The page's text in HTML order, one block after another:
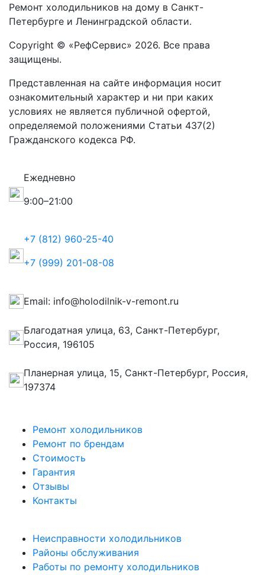
Ремонт холодильников на дому в Санкт-
Петербурге и Ленинградской области.
Copyright © «РефСервис» 2026. Все права
защищены.
Представленная на сайте информация носит
ознакомительный характер и ни при каких
условиях не является публичной офертой,
определяемой положениями Статьи 437(2)
Гражданского кодекса РФ.
Ежедневно
9:00–21:00
+7 (812) 960-25-40
+7 (999) 201-08-08
Email: info@holodilnik-v-remont.ru
Благодатная улица, 63, Санкт-Петербург,
Россия, 196105
Планерная улица, 15, Санкт-Петербург, Россия,
197374
Ремонт холодильников
Ремонт по брендам
Стоимость
Гарантия
Отзывы
Контакты
Неисправности холодильников
Районы обслуживания
Работы по ремонту холодильников